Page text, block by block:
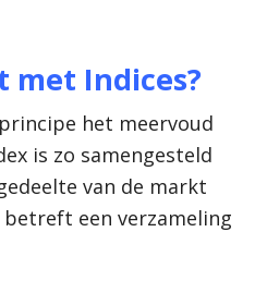
met Indices?
het meervoud
is zo samengesteld
van de markt
een verzameling